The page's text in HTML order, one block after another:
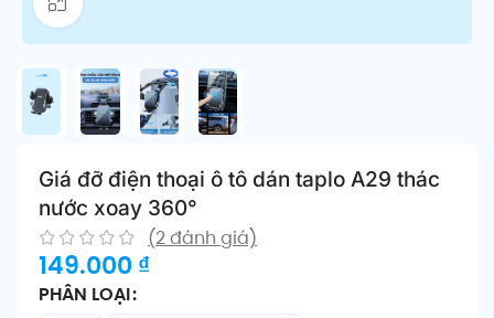
Giá đỡ điện thoại ô tô dán taplo A29 thác
nước xoay 360°
(2đánh giá)
149.000 ₫
PHÂN LOẠI